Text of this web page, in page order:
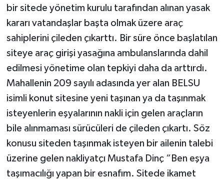
bir sitede yönetim kurulu tarafından alınan yasak
kararı vatandaşlar başta olmak üzere araç
sahiplerini çileden çıkarttı. Bir süre önce başlatılan
siteye araç girişi yasağına ambulanslarında dahil
edilmesi yönetime olan tepkiyi daha da arttırdı.
Mahallenin 209 sayılı adasında yer alan BELSU
isimli konut sitesine yeni taşınan ya da taşınmak
isteyenlerin eşyalarının nakli için gelen araçların
bile alınmaması sürücüleri de çileden çıkartı. Söz
konusu siteden taşınmak isteyen bir ailenin talebi
üzerine gelen nakliyatçı Mustafa Dinç “Ben eşya
taşımacılığı yapan bir esnafım. Sitede ikamet